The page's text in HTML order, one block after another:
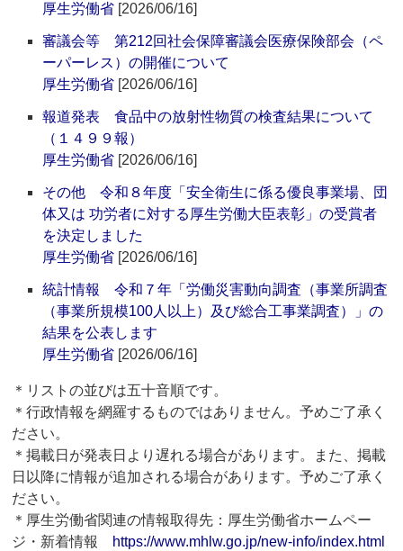
厚生労働省 [2026/06/16]
審議会等 第212回社会保障審議会医療保険部会（ペ
ーパーレス）の開催について
厚生労働省 [2026/06/16]
報道発表 食品中の放射性物質の検査結果について
（１４９９報）
厚生労働省 [2026/06/16]
その他 令和８年度「安全衛生に係る優良事業場、団
体又は 功労者に対する厚生労働大臣表彰」の受賞者
を決定しました
厚生労働省 [2026/06/16]
統計情報 令和７年「労働災害動向調査（事業所調査
（事業所規模100人以上）及び総合工事業調査）」の
結果を公表します
厚生労働省 [2026/06/16]
＊リストの並びは五十音順です。
＊行政情報を網羅するものではありません。予めご了承く
ださい。
＊掲載日が発表日より遅れる場合があります。また、掲載
日以降に情報が追加される場合があります。予めご了承く
ださい。
＊厚生労働省関連の情報取得先：厚生労働省ホームペー
ジ・新着情報 https://www.mhlw.go.jp/new-info/index.html